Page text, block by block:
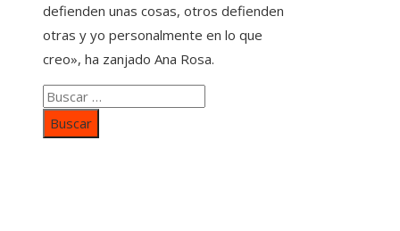
defienden unas cosas, otros defienden
otras y yo personalmente en lo que
creo», ha zanjado Ana Rosa.
Buscar: